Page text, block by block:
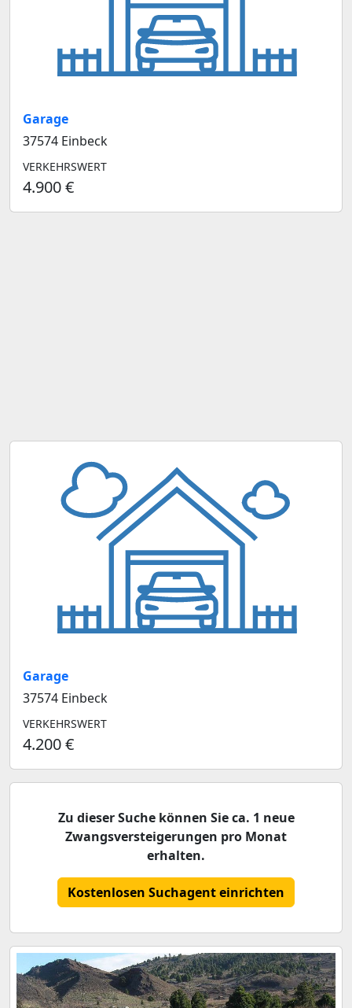
Garage
37574 Einbeck
VERKEHRSWERT
4.900 €
Garage
37574 Einbeck
VERKEHRSWERT
4.200 €
Zu dieser Suche können Sie ca. 1 neue
Zwangsversteigerungen pro Monat
erhalten.
Kostenlosen Suchagent einrichten